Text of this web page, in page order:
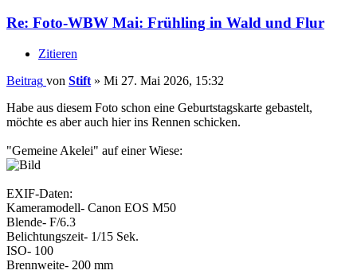
Re: Foto-WBW Mai: Frühling in Wald und Flur
Zitieren
Beitrag von Stift » Mi 27. Mai 2026, 15:32
Habe aus diesem Foto schon eine Geburtstagskarte gebastelt,
möchte es aber auch hier ins Rennen schicken.
"Gemeine Akelei" auf einer Wiese:
EXIF-Daten:
Kameramodell- Canon EOS M50
Blende- F/6.3
Belichtungszeit- 1/15 Sek.
ISO- 100
Brennweite- 200 mm